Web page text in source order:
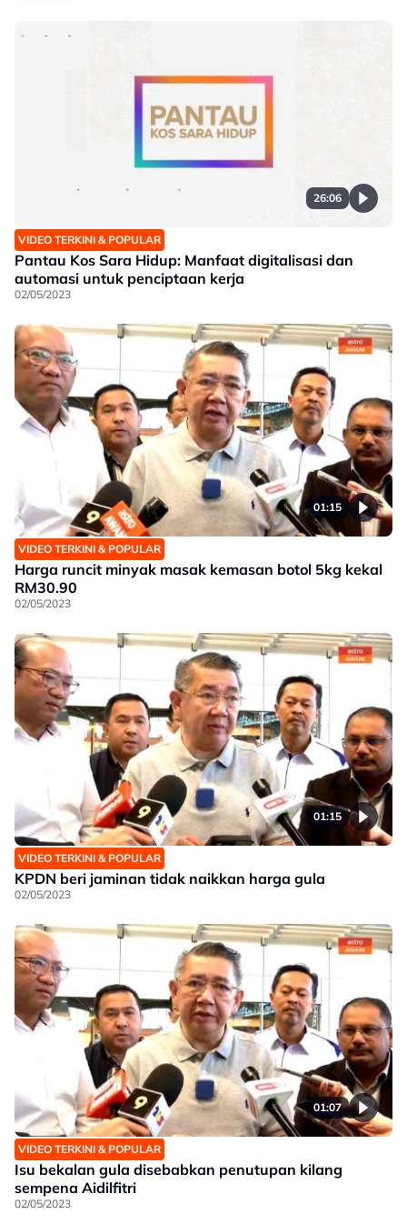
26:06
VIDEO TERKINI & POPULAR
Pantau Kos Sara Hidup: Manfaat digitalisasi dan
automasi untuk penciptaan kerja
02/05/2023
01:15
VIDEO TERKINI & POPULAR
Harga runcit minyak masak kemasan botol 5kg kekal
RM30.90
02/05/2023
01:15
VIDEO TERKINI & POPULAR
KPDN beri jaminan tidak naikkan harga gula
02/05/2023
01:07
VIDEO TERKINI & POPULAR
Isu bekalan gula disebabkan penutupan kilang
sempena Aidilfitri
02/05/2023